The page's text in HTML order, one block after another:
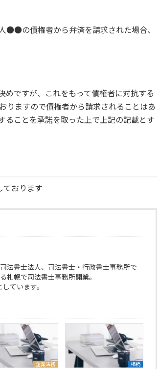
の債権者から弁済を請求された場合、
めですが、これをもって債権者に対抗する
りますので債権者から請求されることはあ
ことを承諾を取った上で上記の記載とす
ております
法書士法人、司法書士・行政書士事務所で
札幌で司法書士事務所開業。
ています。
企業法務
相続